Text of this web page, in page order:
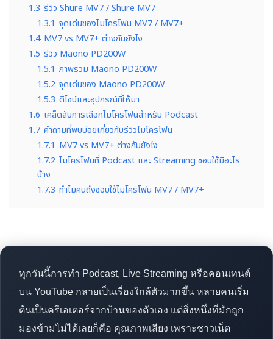
1.3 รีวิว Shure MV7 / Shure MV7
1.3.1 จุดเด่นของไมโครโฟน MV7 / MV7+
1.4 MV7 vs MV7+ ต่างกันยังไง
1.5 รีวิว Maono PD200W
1.5.1 ภาพรวม Maono PD200W
1.5.2 จุดเด่นของ Maono PD200W
1.5.3 ดีไซน์และอุปกรณ์ที่ให้มา
1.6 เคล็ดลับการเลือกไมโครโฟนสำหรับ Podcast
1.7 คำถามที่พบบ่อยเกี่ยวกับรีวิวไมโครโฟน
1.7.1 MV7 vs MV7+ ต่างกันยังไง
1.7.2 ไมโครโฟนที่ Podcast และ Streaming ชอบใช้มีอะไร
บ้าง
1.7.3 ทำไมคนถึงชอบใช้ไมโครโฟน MV7 / MV7+
ทุกวันนี้การทำ Podcast, Live Streaming หรือคอนเทนต์
บน YouTube กลายเป็นเรื่องใกล้ตัวมากขึ้น หลายคนเริ่ม
ต้นเป็นครีเอเตอร์จากบ้านของตัวเอง แต่สิ่งหนึ่งที่มักถูก
มองข้ามไม่ได้เลยก็คือ คุณภาพเสียง เพราะชาวเน็ต